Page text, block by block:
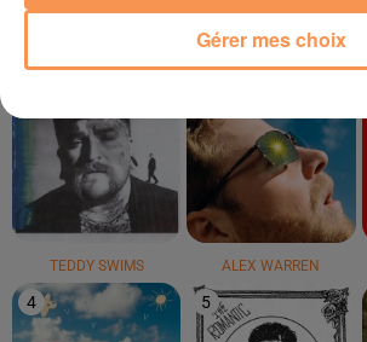
LE TOP
TEDDY SWIMS ALEX WARREN
4 5
Gérer mes choix